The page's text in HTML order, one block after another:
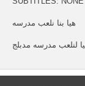
هيا بنا نلعب مدرسه
لنلعب مدرسه مدبلج